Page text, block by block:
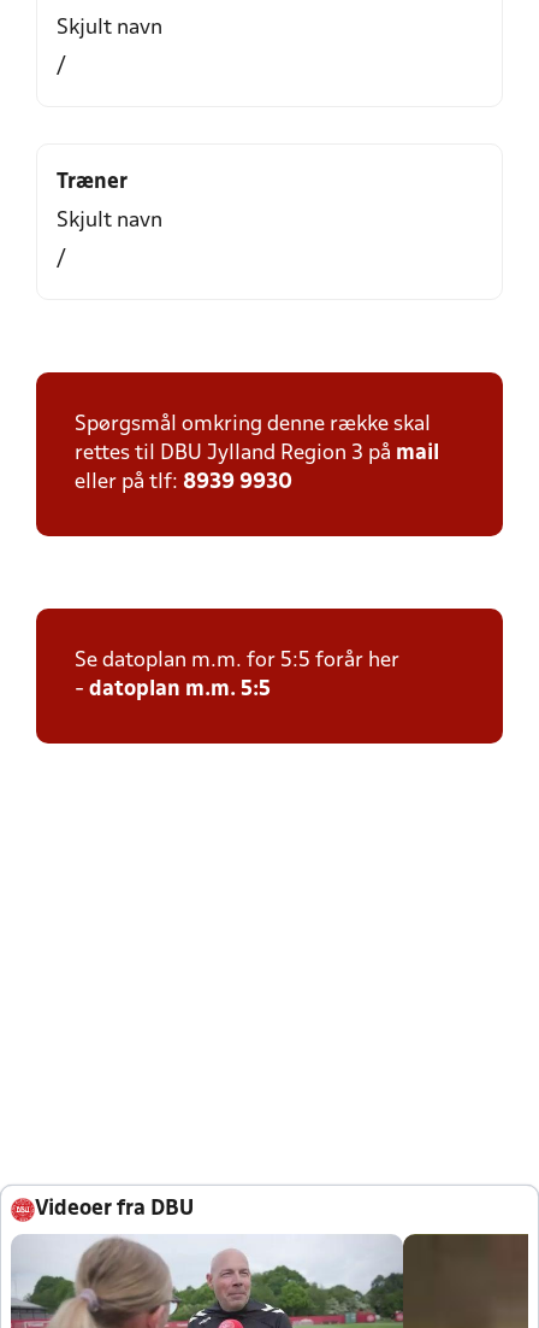
Skjult navn
/
Træner
Skjult navn
/
Spørgsmål omkring denne række skal
rettes til DBU Jylland Region 3 på mail
eller på tlf: 8939 9930
Se datoplan m.m. for 5:5 forår her
- datoplan m.m. 5:5
Videoer fra DBU